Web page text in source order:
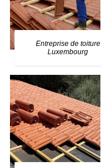
Entreprise de toiture
Luxembourg